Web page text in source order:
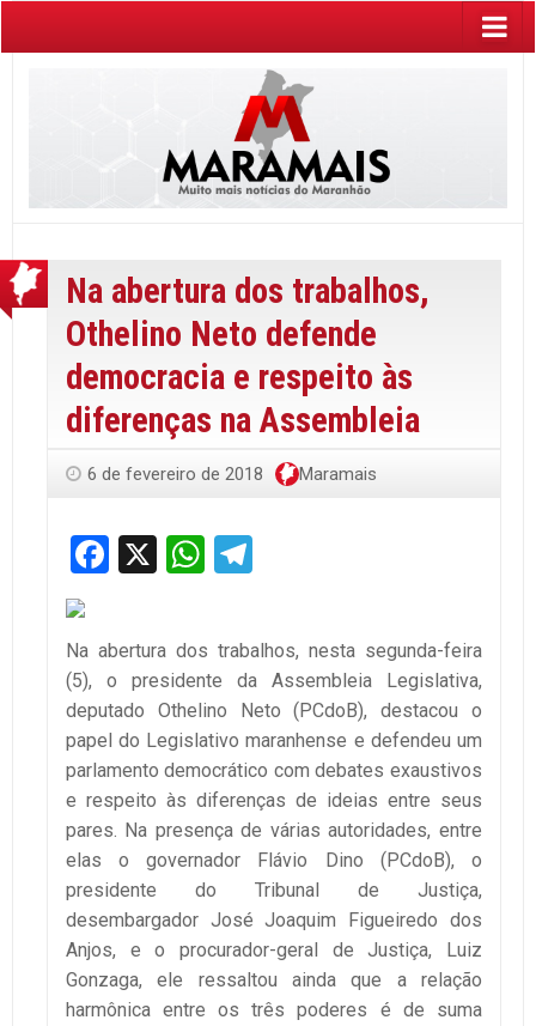
Na abertura dos trabalhos,
Othelino Neto defende
democracia e respeito às
diferenças na Assembleia
6 de fevereiro de 2018 Maramais
Facebook
X WhatsApp
Na abertura dos trabalhos, nesta segunda-feira
(5), o presidente da Assembleia Legislativa,
deputado Othelino Neto (PCdoB), destacou o
papel do Legislativo maranhense e defendeu um
parlamento democrático com debates exaustivos
e respeito às diferenças de ideias entre seus
pares. Na presença de várias autoridades, entre
elas o governador Flávio Dino (PCdoB), o
presidente do Tribunal de Justiça,
desembargador José Joaquim Figueiredo dos
Anjos, e o procurador-geral de Justiça, Luiz
Gonzaga, ele ressaltou ainda que a relação
harmônica entre os três poderes é de suma